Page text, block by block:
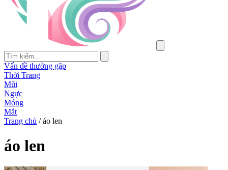
Vấn đề thường gặp
Thời Trang
Mũi
Ngực
Móng
Mắt
Trang chủ / áo len
áo len